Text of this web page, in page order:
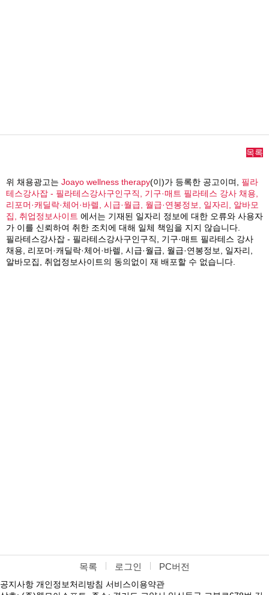
목록
위 채용광고는 Joayo wellness therapy(이)가 등록한 공고이며, 필라
테스강사잡 - 필라테스강사구인구직, 기구·매트 필라테스 강사 채용,
리포머·캐딜락·체어·바렐, 시급·월급, 월급·연봉정보, 일자리, 알바모
집, 취업정보사이트 에서는 기재된 일자리 정보에 대한 오류와 사용자
가 이를 신뢰하여 취한 조치에 대해 일체 책임을 지지 않습니다.
필라테스강사잡 - 필라테스강사구인구직, 기구·매트 필라테스 강사
채용, 리포머·캐딜락·체어·바렐, 시급·월급, 월급·연봉정보, 일자리,
알바모집, 취업정보사이트의 동의없이 재 배포할 수 없습니다.
목록 로그인 PC버전
공지사항 개인정보처리방침 서비스이용약관